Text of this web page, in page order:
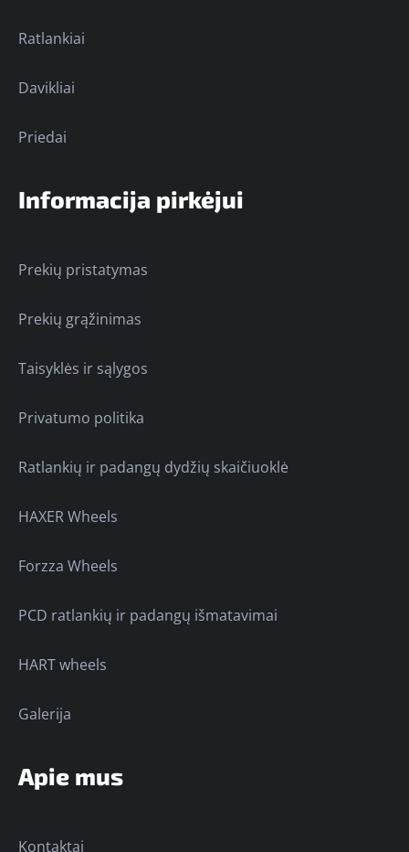
Ratlankiai
Davikliai
Priedai
Informacija pirkėjui
Prekių pristatymas
Prekių grąžinimas
Taisyklės ir sąlygos
Privatumo politika
Ratlankių ir padangų dydžių skaičiuoklė
HAXER Wheels
Forzza Wheels
PCD ratlankių ir padangų išmatavimai
HART wheels
Galerija
Apie mus
Kontaktai